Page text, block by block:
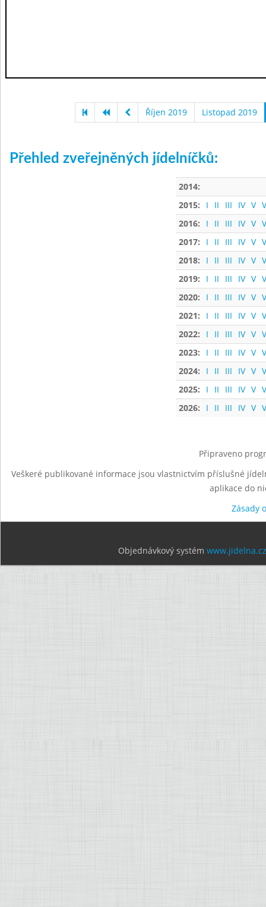
Říjen 2019 Listopad 2019
Přehled zveřejněných jídelníčků:
2014:
2015:
I II III IV V
2016:
I II III IV V
2017:
I II III IV V
2018:
I II III IV V
2019:
I II III IV V
2020:
I II III IV V
2021:
I II III IV V
2022:
I II III IV V
2023:
I II III IV V
2024:
I II III IV V
2025:
I II III IV V
2026:
I II III IV V
Připraveno
Veškeré publikované informace jsou vlastnictvím příslušné
aplikace do
Zásady
Objednávkový systém www.jidelna.cz